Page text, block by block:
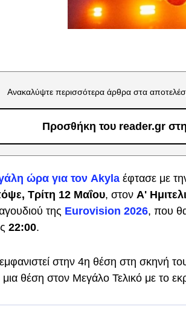
Ανακαλύψτε περισσότερα άρθρα στα
Προσθήκη του reader.gr
ώρα για τον Akylaέφτασε με
Τρίτη 12 Μαΐου, στον Α'
της Eurovision 2026, που
22:00.
στην 4η θέση στη σκηνή
μια θέση στον Μεγάλο Τελικό με το